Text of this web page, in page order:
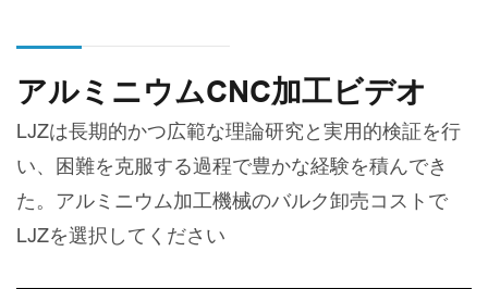
アルミニウムCNC加工ビデオ
LJZは長期的かつ広範な理論研究と実用的検証を行
い、困難を克服する過程で豊かな経験を積んでき
た。アルミニウム加工機械のバルク卸売コストで
LJZを選択してください